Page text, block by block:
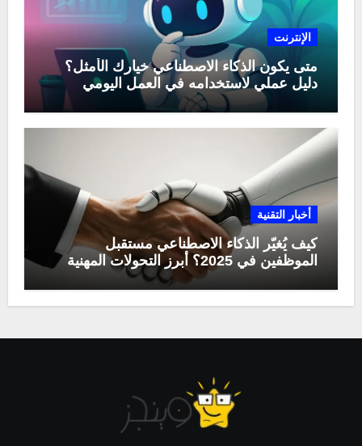
الإنترنت
متى يكون الذكاء الاصطناعي خيارك الأمثل؟
دليل عملي لاستخدامه في العمل اليومي
أخبار التقنية
كيف يُغيّر الذكاء الاصطناعي مستقبل
الموظفين في 2025؟ أبرز التحولات المهنية